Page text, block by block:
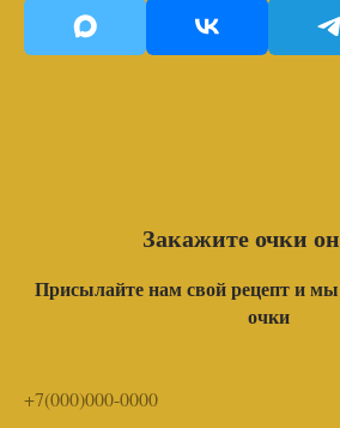
Закажите очки
Присылайте нам свой рецепт и мы
очки
+7(000)000-0000